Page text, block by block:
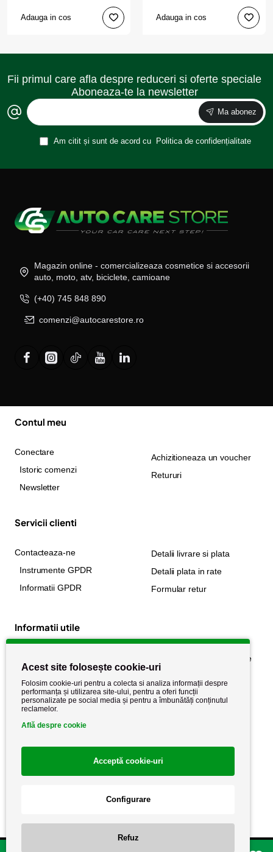
Adauga in cos Adauga in cos
Fii primul care afla despre reduceri si oferte speciale
Aboneaza-te la newsletter
Ma abonez
Am citit și sunt de acord cu Politica de confidențialitate
Magazin online - comercializeaza cosmetice si accesorii
auto, moto, atv, biciclete, camioane
(+40) 745 848 890
comenzi@autocarestore.ro
Contul meu
Conectare
Istoric comenzi
Newsletter
Achizitioneaza un voucher
Retururi
Servicii clienti
Contacteaza-ne
Instrumente GPDR
Informatii GPDR
Detalii livrare si plata
Detalii plata in rate
Formular retur
Informatii utile
Politica de cookie
Politica de confidențialitate
Termeni si conditii
Acest site folosește cookie-uri
Folosim cookie-uri pentru a colecta si analiza informații despre
performanța și utilizarea site-ului, pentru a oferi funcții
personalizate pe social media și pentru a îmbunătăți conținutul
reclamelor.
Află despre cookie
Acceptă cookie-uri
Configurare
Refuz